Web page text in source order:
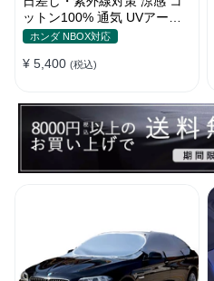
ットン100% 通気 UVアーム
カバー 美活計画
ホンダ NBOX対応
¥ 5,400 (税込)